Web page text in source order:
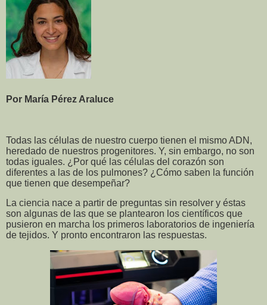
Por María Pérez Araluce
Todas las células de nuestro cuerpo tienen el mismo ADN,
heredado de nuestros progenitores. Y, sin embargo, no son
todas iguales. ¿Por qué las células del corazón son
diferentes a las de los pulmones? ¿Cómo saben la función
que tienen que desempeñar?
La ciencia nace a partir de preguntas sin resolver y éstas
son algunas de las que se plantearon los científicos que
pusieron en marcha los primeros laboratorios de ingeniería
de tejidos. Y pronto encontraron las respuestas.